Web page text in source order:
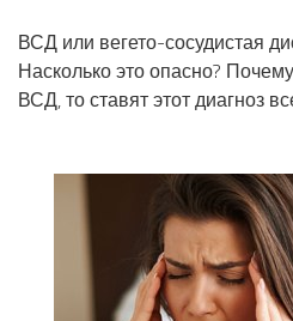
ВСД или вегето-сосудистая
Насколько это опасно?
ВСД, то ставят этот диагноз